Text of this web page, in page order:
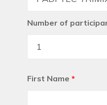
Number of
First Name *